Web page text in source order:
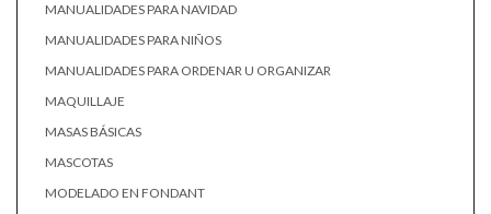
MANUALIDADES PARA NAVIDAD
MANUALIDADES PARA NIÑOS
MANUALIDADES PARA ORDENAR U ORGANIZAR
MAQUILLAJE
MASAS BÁSICAS
MASCOTAS
MODELADO EN FONDANT